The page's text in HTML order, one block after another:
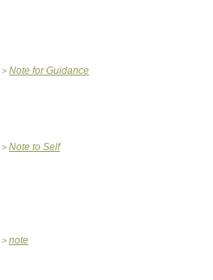
> Note for Guidance
> Note to Self
> note